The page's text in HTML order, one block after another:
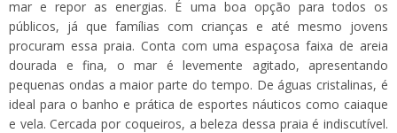
mar e repor as energias. É uma boa opção para todos os
públicos, já que famílias com crianças e até mesmo jovens
procuram essa praia. Conta com uma espaçosa faixa de areia
dourada e fina, o mar é levemente agitado, apresentando
pequenas ondas a maior parte do tempo. De águas cristalinas, é
ideal para o banho e prática de esportes náuticos como caiaque
e vela. Cercada por coqueiros, a beleza dessa praia é indiscutível.